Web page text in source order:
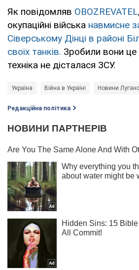
Як повідомляв OBOZREVATEL
окупаційні війська навмисне
Сіверському Дінці в районі
своїх танків. Зробили вони
техніка не дісталася ЗСУ.
Україна Війна в Україні Новини
Редакційна політика